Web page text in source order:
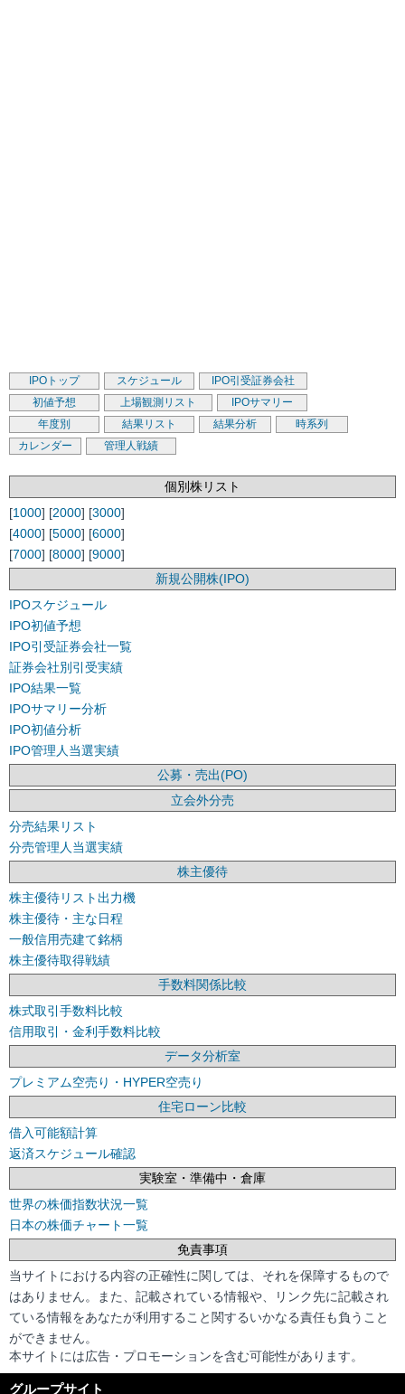
IPOトップ スケジュール
IPO引受証券会社
初値予想
上場観測リスト
IPOサマリー
年度別
結果リスト 結果分析
時系列
カレンダー
管理人戦績
個別株リスト
[1000] [2000] [3000]
[4000] [5000] [6000]
[7000] [8000] [9000]
新規公開株(IPO)
IPOスケジュール
IPO初値予想
IPO引受証券会社一覧
証券会社別引受実績
IPO結果一覧
IPOサマリー分析
IPO初値分析
IPO管理人当選実績
公募・売出(PO)
立会外分売
分売結果リスト
分売管理人当選実績
株主優待
株主優待リスト出力機
株主優待・主な日程
一般信用売建て銘柄
株主優待取得戦績
手数料関係比較
株式取引手数料比較
信用取引・金利手数料比較
データ分析室
プレミアム空売り・HYPER空売り
住宅ローン比較
借入可能額計算
返済スケジュール確認
実験室・準備中・倉庫
世界の株価指数状況一覧
日本の株価チャート一覧
免責事項
当サイトにおける内容の正確性に関しては、それを保障するもので
はありません。また、記載されている情報や、リンク先に記載され
ている情報をあなたが利用すること関するいかなる責任も負うこと
ができません。
本サイトには広告・プロモーションを含む可能性があります。
グループサイト